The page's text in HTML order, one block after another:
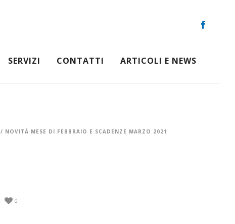
SERVIZI CONTATTI ARTICOLI E NEWS
/ NOVITÀ MESE DI FEBBRAIO E SCADENZE MARZO 2021
0